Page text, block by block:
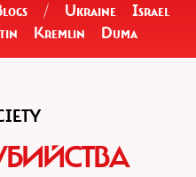
/ Ukraine
Israel
Kremlin Duma